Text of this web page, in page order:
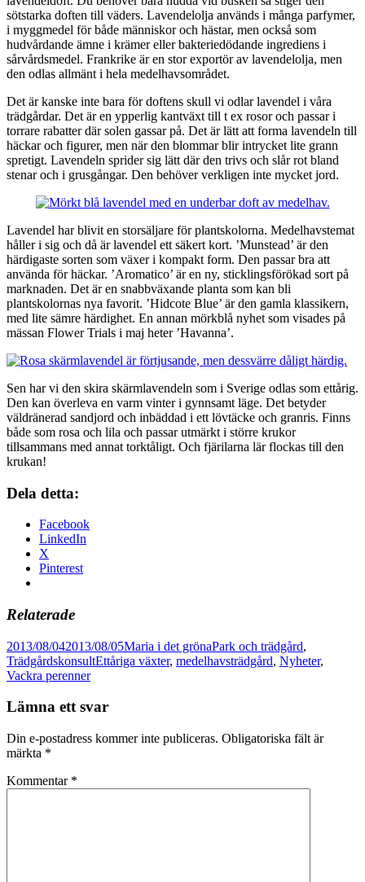
sötstarka doften till väders. Lavendelolja används i många parfymer,
i myggmedel för både människor och hästar, men också som
hudvårdande ämne i krämer eller bakteriedödande ingrediens i
sårvårdsmedel. Frankrike är en stor exportör av lavendelolja, men
den odlas allmänt i hela medelhavsområdet.
Det är kanske inte bara för doftens skull vi odlar lavendel i våra
trädgårdar. Det är en ypperlig kantväxt till t ex rosor och passar i
torrare rabatter där solen gassar på. Det är lätt att forma lavendeln till
häckar och figurer, men när den blommar blir intrycket lite grann
spretigt. Lavendeln sprider sig lätt där den trivs och slår rot bland
stenar och i grusgångar. Den behöver verkligen inte mycket jord.
Lavendel har blivit en storsäljare för plantskolorna. Medelhavstemat
håller i sig och då är lavendel ett säkert kort. ’Munstead’ är den
härdigaste sorten som växer i kompakt form. Den passar bra att
använda för häckar. ’Aromatico’ är en ny, sticklingsförökad sort på
marknaden. Det är en snabbväxande planta som kan bli
plantskolornas nya favorit. ’Hidcote Blue’ är den gamla klassikern,
med lite sämre härdighet. En annan mörkblå nyhet som visades på
mässan Flower Trials i maj heter ’Havanna’.
Sen har vi den skira skärmlavendeln som i Sverige odlas som ettårig.
Den kan överleva en varm vinter i gynnsamt läge. Det betyder
väldränerad sandjord och inbäddad i ett lövtäcke och granris. Finns
både som rosa och lila och passar utmärkt i större krukor
tillsammans med annat torktåligt. Och fjärilarna lär flockas till den
krukan!
Dela detta:
Facebook
LinkedIn
X
Pinterest
Relaterade
Postat
2013/08/042013/08/05Författare
Maria i det grönaKategorier
Park och trädgård,
TrädgårdskonsultTaggar
Ettåriga växter, medelhavsträdgård, Nyheter,
Vackra perenner
Lämna ett svar
Din e-postadress kommer inte publiceras. Obligatoriska fält är
märkta *
Kommentar *